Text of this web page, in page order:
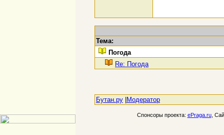
Тема:
Погода
Re: Погода
Бутан.ру Модератор
Спонсоры проекта: ePraga.ru,